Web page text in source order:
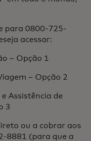
para 0800-725-
acessar:
– Opção 1
– Opção 2
Assistência de
3
ou a cobrar aos
8881 (para que a